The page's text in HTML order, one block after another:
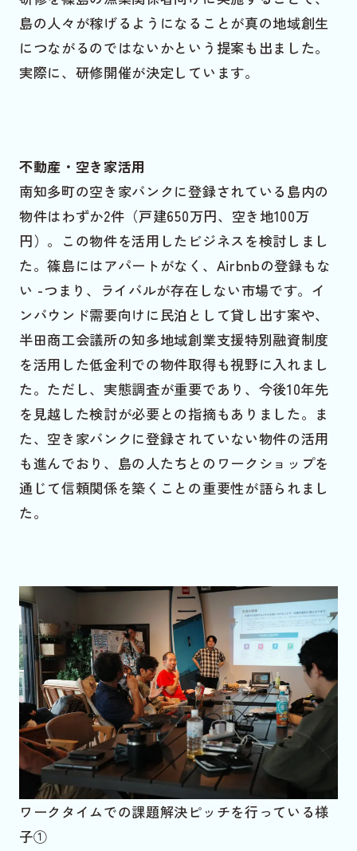
島の人々が稼げるようになることが真の地域創生
につながるのではないかという提案も出ました。
実際に、研修開催が決定しています。
不動産・空き家活用
南知多町の空き家バンクに登録されている島内の
物件はわずか2件（戸建650万円、空き地100万
円）。この物件を活用したビジネスを検討しまし
た。篠島にはアパートがなく、Airbnbの登録もな
い -つまり、ライバルが存在しない市場です。イ
ンバウンド需要向けに民泊として貸し出す案や、
半田商工会議所の知多地域創業支援特別融資制度
を活用した低金利での物件取得も視野に入れまし
た。ただし、実態調査が重要であり、今後10年先
を見越した検討が必要との指摘もありました。ま
た、空き家バンクに登録されていない物件の活用
も進んでおり、島の人たちとのワークショップを
通じて信頼関係を築くことの重要性が語られまし
た。
ワークタイムでの課題解決ピッチを行っている様
子①